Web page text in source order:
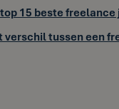
15 beste freelance
verschil tussen een